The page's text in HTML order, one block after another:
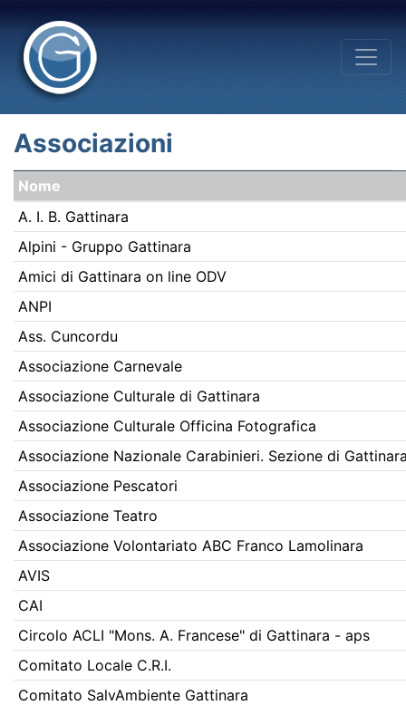
Associazioni
Nome
A. I. B. Gattinara
Alpini - Gruppo Gattinara
Amici di Gattinara on line ODV
ANPI
Ass. Cuncordu
Associazione Carnevale
Associazione Culturale di Gattinara
Associazione Culturale Officina Fotografica
Associazione Nazionale Carabinieri. Sezione di
Associazione Pescatori
Associazione Teatro
Associazione Volontariato ABC Franco Lamolinara
AVIS
CAI
Circolo ACLI "Mons. A. Francese" di Gattinara - aps
Comitato Locale C.R.I.
Comitato SalvAmbiente Gattinara